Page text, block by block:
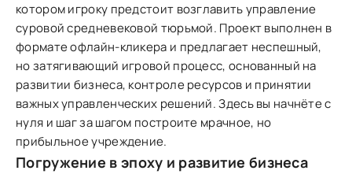
котором игроку предстоит возглавить управление
суровой средневековой тюрьмой. Проект выполнен в
формате офлайн-кликера и предлагает неспешный,
но затягивающий игровой процесс, основанный на
развитии бизнеса, контроле ресурсов и принятии
важных управленческих решений. Здесь вы начнёте с
нуля и шаг за шагом построите мрачное, но
прибыльное учреждение.
Погружение в эпоху и развитие бизнеса